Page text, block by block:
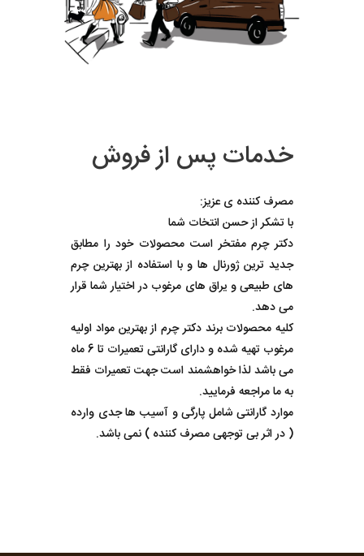
خدمات پس از فروش
مصرف کننده ی عزیز:
با تشکر از حسن انتخات شما
دکتر چرم مفتخر است محصولات خود را مطابق
جدید ترین ژورنال ها و با استفاده از بهترین چرم
های طبیعی و یراق های مرغوب در اختیار شما قرار
می دهد.
کلیه محصولات برند دکتر چرم از بهترین مواد اولیه
مرغوب تهیه شده و دارای گارانتی تعمیرات تا 6 ماه
می باشد لذا خواهشمند است جهت تعمیرات فقط
به ما مراجعه فرمایید.
موارد گارانتی شامل پارگی و آسیب ها جدی وارده
( در اثر بی توجهی مصرف کننده ) نمی باشد.